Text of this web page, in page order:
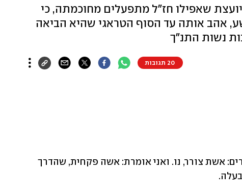
שאפילו חז"ל מתפעלים מחוכמתה, כי
אהב אותה עד הסוף הטראגי שהיא הביאה
נשות התנ"ך
20 תגובות